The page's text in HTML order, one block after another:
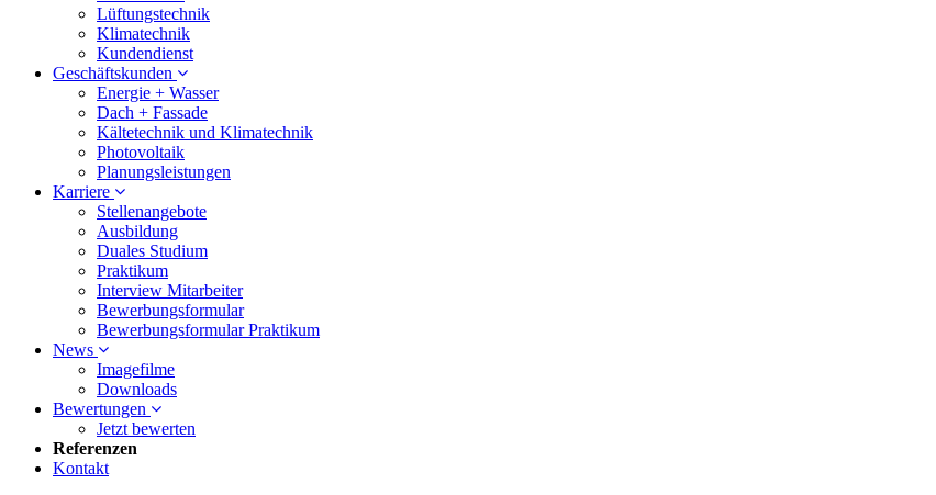
Lüftungstechnik
Klimatechnik
Kundendienst
Geschäftskunden
Energie + Wasser
Dach + Fassade
Kältetechnik und Klimatechnik
Photovoltaik
Planungsleistungen
Karriere
Stellenangebote
Ausbildung
Duales Studium
Praktikum
Interview Mitarbeiter
Bewerbungsformular
Bewerbungsformular Praktikum
News
Imagefilme
Downloads
Bewertungen
Jetzt bewerten
Referenzen
Kontakt